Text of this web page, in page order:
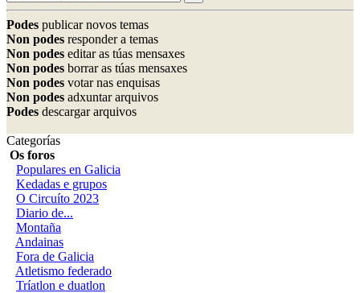
Podes publicar novos temas
Non podes responder a temas
Non podes editar as túas mensaxes
Non podes borrar as túas mensaxes
Non podes votar nas enquisas
Non podes adxuntar arquivos
Podes descargar arquivos
Categorías
Os foros
Populares en Galicia
Kedadas e grupos
O Circuíto 2023
Diario de...
Montaña
Andainas
Fora de Galicia
Atletismo federado
Tríatlon e duatlon